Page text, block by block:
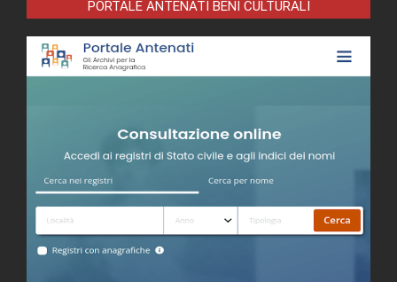
PORTALE ANTENATI BENI CULTURALI